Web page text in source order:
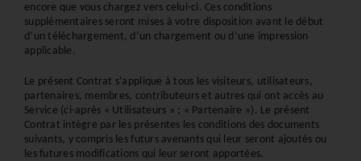
encore que vous chargez vers celui-ci. Ces conditions
supplémentaires seront mises à votre disposition avant le début
d’un téléchargement, d’un chargement ou d’une impression
applicable.
Le présent Contrat s’applique à tous les visiteurs, utilisateurs,
partenaires, membres, contributeurs et autres qui ont accès au
Service (ci-après « Utilisateurs » ; « Partenaire »). Le présent
Contrat intègre par les présentes les conditions des documents
suivants, y compris les futurs avenants qui leur seront ajoutés ou
les futures modifications qui leur seront apportées.